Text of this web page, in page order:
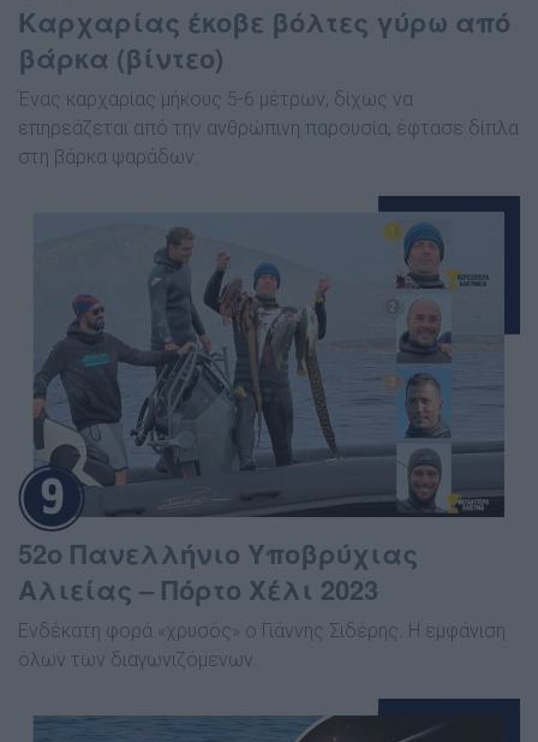
Καρχαρίας έκοβε βόλτες γύρω από
βάρκα (βίντεο)
Ένας καρχαρίας μήκους 5-6 μέτρων, δίχως να
επηρεάζεται από την ανθρώπινη παρουσία, έφτασε δίπλα
στη βάρκα ψαράδων.
52ο Πανελλήνιο Υποβρύχιας
Αλιείας – Πόρτο Χέλι 2023
Ενδέκατη φορά «χρυσός» ο Γιάννης Σιδέρης. Η εμφάνιση
όλων των διαγωνιζόμενων.